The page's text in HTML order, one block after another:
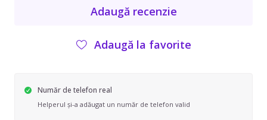
Adaugă recenzie
Adaugă la favorite
Număr de telefon real
Helperul și-a adăugat un număr de telefon valid